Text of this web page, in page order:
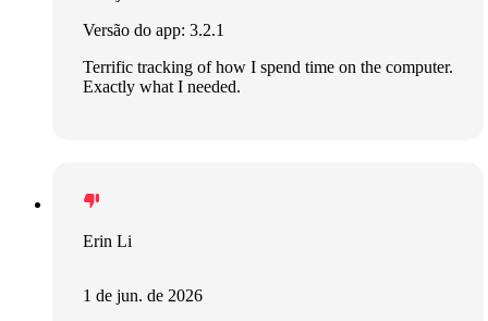
Versão do app: 3.2.1
Terrific tracking of how I spend time on the computer.
Exactly what I needed.
Erin Li
1 de jun. de 2026